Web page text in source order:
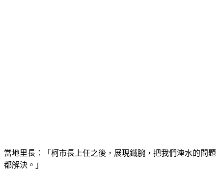
當地里長：「柯市長上任之後，展現鐵腕，把我們淹水的問題
都解決。」